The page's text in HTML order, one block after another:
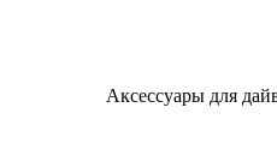
Аксессуары для